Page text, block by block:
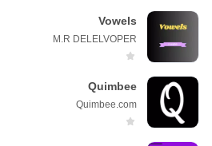
Vowels
M.R DELELVOPER
Quimbee
Quimbee.com